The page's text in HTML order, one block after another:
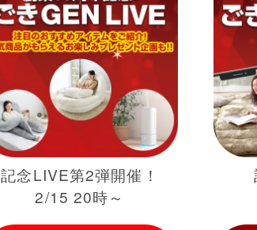
記念LIVE第2弾開催！
2/15 20時～